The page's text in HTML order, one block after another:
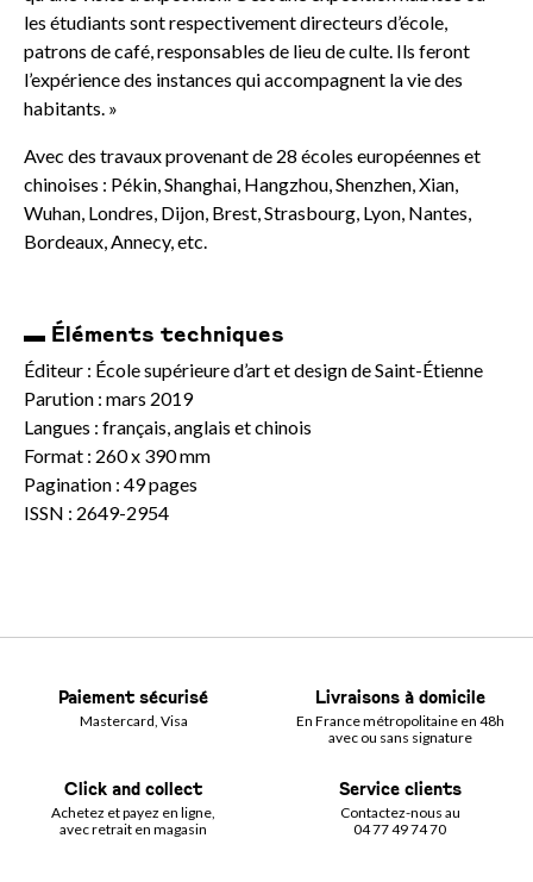
les étudiants sont respectivement directeurs d’école,
patrons de café, responsables de lieu de culte. Ils feront
l’expérience des instances qui accompagnent la vie des
habitants. »
Avec des travaux provenant de 28 écoles européennes et
chinoises : Pékin, Shanghai, Hangzhou, Shenzhen, Xian,
Wuhan, Londres, Dijon, Brest, Strasbourg, Lyon, Nantes,
Bordeaux, Annecy, etc.
▬ Éléments techniques
Éditeur : École supérieure d’art et design de Saint-Étienne
Parution : mars 2019
Langues : français, anglais et chinois
Format : 260 x 390 mm
Pagination : 49 pages
ISSN : 2649-2954
Paiement sécurisé
Mastercard, Visa
Livraisons à domicile
En France métropolitaine en 48h
avec ou sans signature
Click and collect
Achetez et payez en ligne,
avec retrait en magasin
Service clients
Contactez-nous au
04 77 49 74 70